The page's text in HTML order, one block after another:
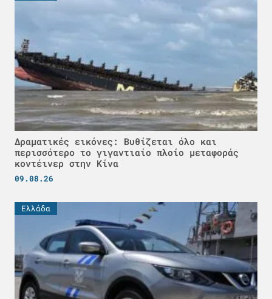
Δραματικές εικόνες: Βυθίζεται όλο και
περισσότερο το γιγαντιαίο πλοίο μεταφοράς
κοντέινερ στην Κίνα
09.08.26
Ελλάδα